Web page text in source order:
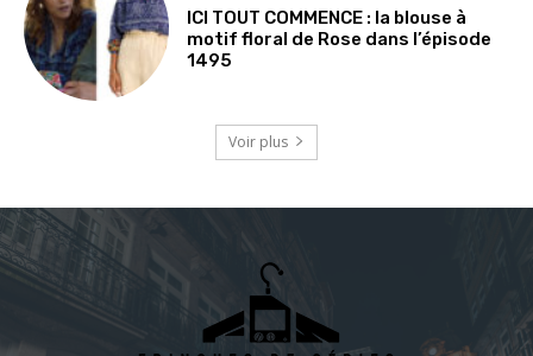
ICI TOUT COMMENCE : la blouse à
motif floral de Rose dans l’épisode
1495
Voir plus